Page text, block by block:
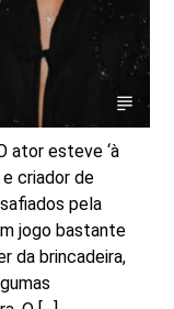
ator esteve ‘à
e criador de
pela
jogo bastante
da brincadeira,